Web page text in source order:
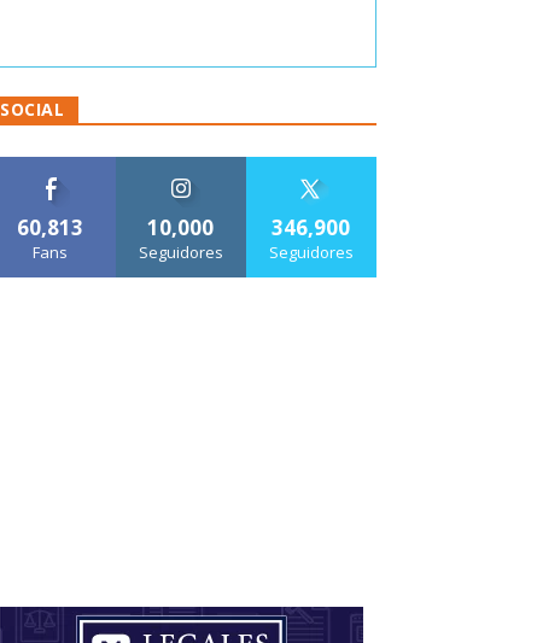
SOCIAL
60,813
Fans
10,000
Seguidores
346,900
Seguidores